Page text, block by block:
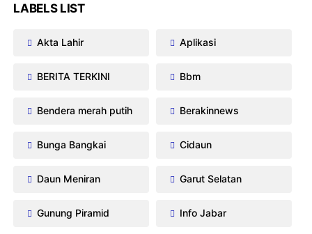
LABELS LIST
Akta Lahir Aplikasi
BERITA TERKINI Bbm
Bendera merah putih Berakinnews
Bunga Bangkai Cidaun
Daun Meniran Garut Selatan
Gunung Piramid Info Jabar